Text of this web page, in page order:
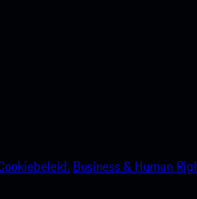
Business & Human